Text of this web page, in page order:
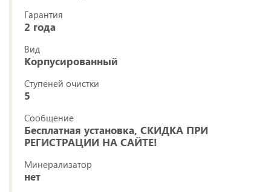
Гарантия
2 года
Вид
Корпусированный
Ступеней очистки
5
Сообщение
Бесплатная установка, СКИДКА ПРИ
РЕГИСТРАЦИИ НА САЙТЕ!
Минерализатор
нет